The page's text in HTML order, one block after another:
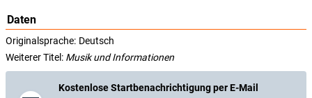
Daten
Originalsprache: Deutsch
Weiterer Titel: Musik und Informationen
Kostenlose Startbenachrichtigung per E-Mail